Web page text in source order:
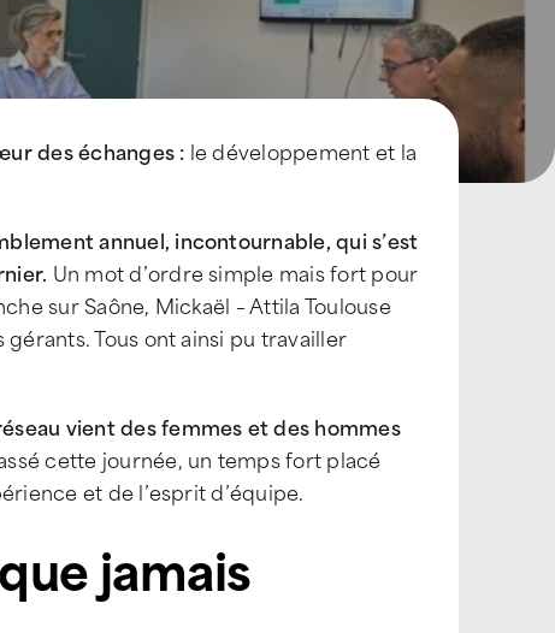
des échanges : le développement et la
annuel, incontournable, qui s’est
Un mot d’ordre simple mais fort pour
sur Saône, Mickaël – Attila Toulouse
Tous ont ainsi pu travailler
vient des femmes et des hommes
cette journée, un temps fort placé
et de l’esprit d’équipe.
jamais